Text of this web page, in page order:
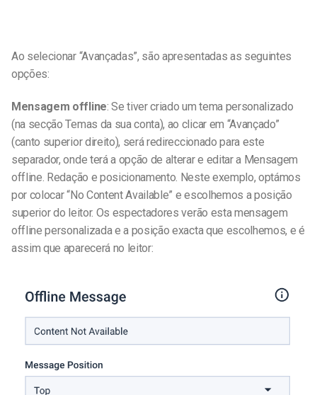
Ao selecionar “Avançadas”, são apresentadas as seguintes
opções:
Mensagem offline: Se tiver criado um tema personalizado
(na secção Temas da sua conta), ao clicar em “Avançado”
(canto superior direito), será redireccionado para este
separador, onde terá a opção de alterar e editar a Mensagem
offline. Redação e posicionamento. Neste exemplo, optámos
por colocar “No Content Available” e escolhemos a posição
superior do leitor. Os espectadores verão esta mensagem
offline personalizada e a posição exacta que escolhemos, e é
assim que aparecerá no leitor: